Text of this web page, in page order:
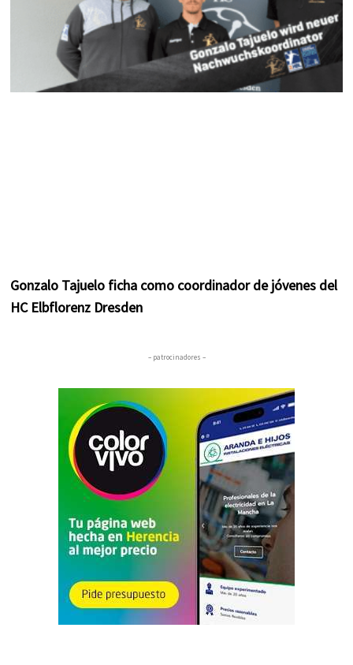
Gonzalo Tajuelo ficha como coordinador de jóvenes del
HC Elbflorenz Dresden
– patrocinadores –